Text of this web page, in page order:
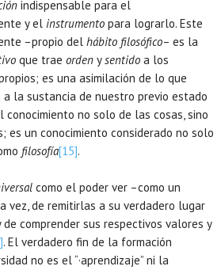
indispensable para el
y el instrumento para lograrlo. Este
–propio del hábito filosófico– es la
que trae orden ysentido a los
es una asimilación de lo que
a la sustancia de nuestro previo estado
conocimiento no solo de las cosas, sino
es un conocimiento considerado no solo
filosofía[15].
como el poder ver –como un
vez, de remitirlas a su verdadero lugar
comprender sus respectivos valores y
. El verdadero fin de la formación
no es el “·aprendizaje” ni la